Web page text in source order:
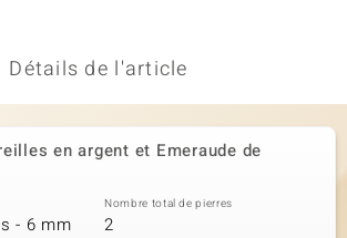
Détails de l'article
en argent et Emeraude de
- 6 mm
Nombre total de pierres
2